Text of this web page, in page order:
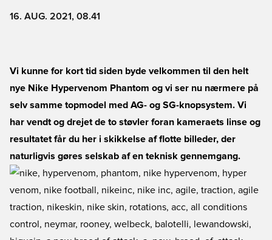
16. AUG. 2021, 08.41
Vi kunne for kort tid siden byde velkommen til den helt
nye Nike Hypervenom Phantom og vi ser nu nærmere på
selv samme topmodel med AG- og SG-knopsystem. Vi
har vendt og drejet de to støvler foran kameraets linse og
resultatet får du her i skikkelse af flotte billeder, der
naturligvis gøres selskab af en teknisk gennemgang.